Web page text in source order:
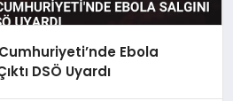
Ebola
DSÖ Uyardı